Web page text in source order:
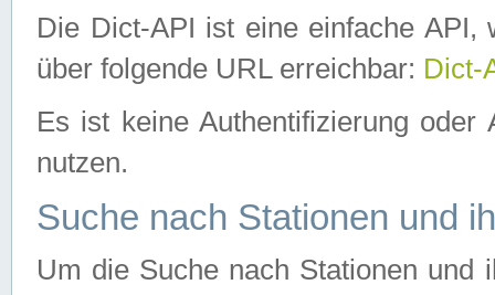
Die Dict-API ist eine einfache API,
über folgende URL erreichbar: Dict-
Es ist keine Authentifizierung
nutzen.
Suche nach Stationen und
Um die Suche nach Stationen und